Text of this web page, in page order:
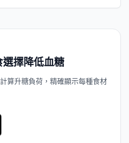
擇降低血糖
算升糖負荷，精確顯示每種食材